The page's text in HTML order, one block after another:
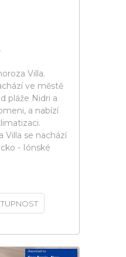
Villa.
ve městě
pláže Nidri a
a nabízí
Villa se nachází
- Iónské